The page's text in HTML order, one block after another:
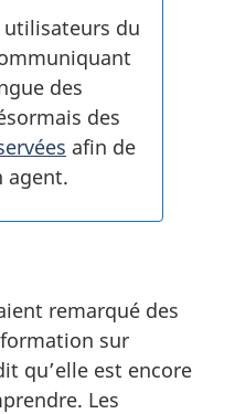
du
des
des
afin de
agent.
remarqué des
sur
qu’elle est encore
Les